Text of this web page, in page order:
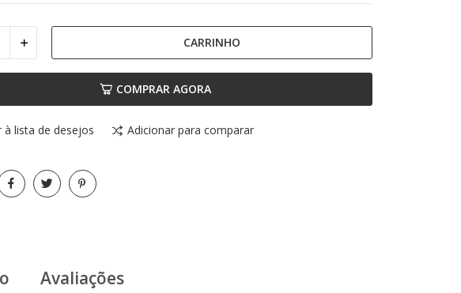
CARRINHO
COMPRAR AGORA
à lista de desejos Adicionar para comparar
Avaliações